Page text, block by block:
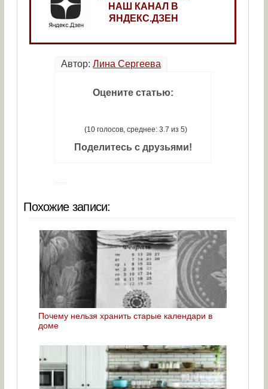
НАШ КАНАЛ В
ЯНДЕКС.ДЗЕН
Автор:Лина Сергеева
Оцените статью:
(10 голосов, среднее: 3.7 из 5)
Поделитесь с друзьями!
Похожие записи:
Почему нельзя хранить старые календари в
доме